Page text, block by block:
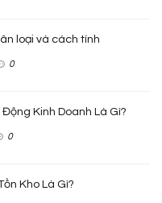
loại và cách tính
0
Kinh Doanh Là Gì?
0
Kho Là Gì?